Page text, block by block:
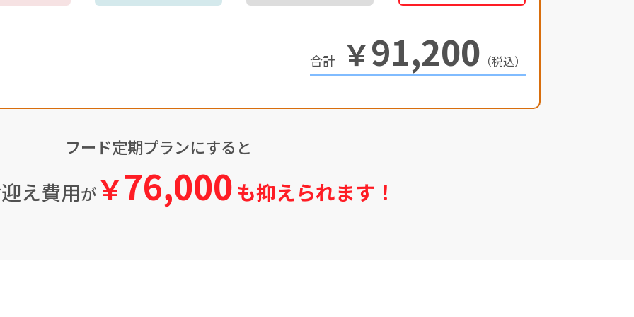
￥91,200 （税込）
フード定期プランにすると
え費用が￥76,000 も抑えられます！